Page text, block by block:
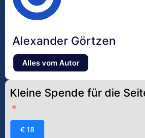
Alexander Görtzen
Alles vom Autor
Kleine Spende für die
€ 18